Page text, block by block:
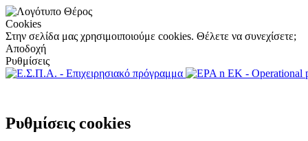
Cookies
Στην σελίδα μας χρησιμοιποιούμε cookies. Θέλετε να συνεχίσετε;
Αποδοχή
Ρυθμίσεις
Ρυθμίσεις cookies